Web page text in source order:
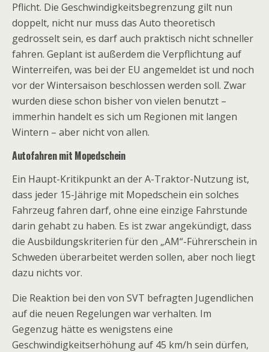
Pflicht. Die Geschwindigkeitsbegrenzung gilt nun
doppelt, nicht nur muss das Auto theoretisch
gedrosselt sein, es darf auch praktisch nicht schneller
fahren. Geplant ist außerdem die Verpflichtung auf
Winterreifen, was bei der EU angemeldet ist und noch
vor der Wintersaison beschlossen werden soll. Zwar
wurden diese schon bisher von vielen benutzt –
immerhin handelt es sich um Regionen mit langen
Wintern – aber nicht von allen.
Autofahren mit Mopedschein
Ein Haupt-Kritikpunkt an der A-Traktor-Nutzung ist,
dass jeder 15-Jährige mit Mopedschein ein solches
Fahrzeug fahren darf, ohne eine einzige Fahrstunde
darin gehabt zu haben. Es ist zwar angekündigt, dass
die Ausbildungskriterien für den „AM“-Führerschein in
Schweden überarbeitet werden sollen, aber noch liegt
dazu nichts vor.
Die Reaktion bei den von SVT befragten Jugendlichen
auf die neuen Regelungen war verhalten. Im
Gegenzug hätte es wenigstens eine
Geschwindigkeitserhöhung auf 45 km/h sein dürfen,